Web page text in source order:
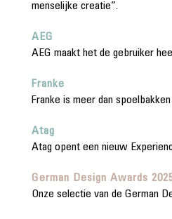
menselijke creatie”.
AEG
AEG maakt het de gebruiker
Franke
Franke is meer dan
Atag
Atag opent een nieuw
German Design Awards
Onze selectie van de German